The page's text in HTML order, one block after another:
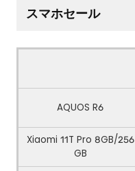
スマホセール
AQUOS R6
Xiaomi 11T Pro 8GB/256
GB